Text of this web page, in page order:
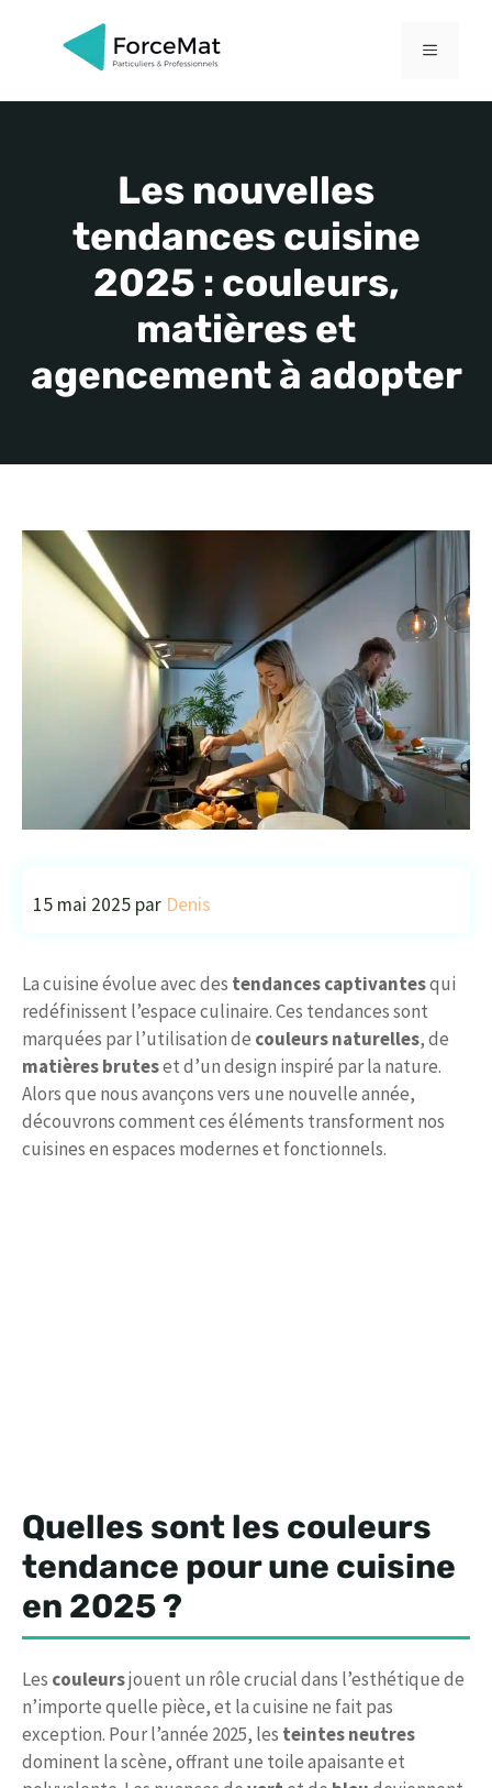
MENU
Les nouvelles
tendances cuisine
2025 : couleurs,
matières et
agencement à adopter
15 mai 2025 par Denis
La cuisine évolue avec des tendances captivantesqui
redéfinissent l’espace culinaire. Ces tendances sont
marquées par l’utilisation de couleurs naturelles, de
matières bruteset d’un design inspiré par la nature.
Alors que nous avançons vers une nouvelle année,
découvrons comment ces éléments transforment nos
cuisines en espaces modernes et fonctionnels.
Quelles sont les couleurs
tendance pour une cuisine
en 2025 ?
Les couleursjouent un rôle crucial dans l’esthétique de
n’importe quelle pièce, et la cuisine ne fait pas
exception. Pour l’année 2025, les teintes neutres
dominent la scène, offrant une toile apaisante et